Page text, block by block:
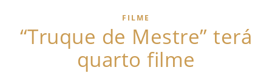
FILME
“Truque de Mestre” terá
quarto filme